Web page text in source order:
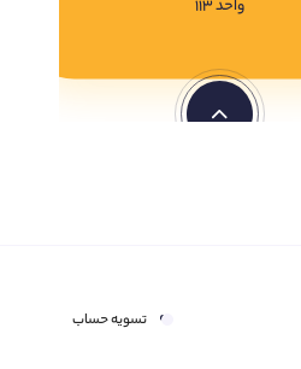
واحد ۱۱۳
تسویه حساب